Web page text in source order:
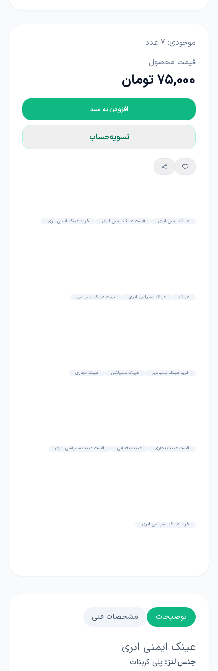
موجودی: 7 عدد
قیمت محصول
75,000 تومان
افزودن به سبد
تسویه‌حساب
عینک ایمنی ابری قیمت عینک ایمنی ابری خرید عینک ایمنی ابری
عینک عینک سمپاشی ابری قیمت عینک سمپاشی
خرید عینک سمپاشی عینک سمپاشی عینک نجاری
قیمت عینک نجاری عینک باغبانی قیمت عینک سمپاشی ابری
خرید عینک سمپاشی ابری ...
توضیحات مشخصات فنی
عینک ایمنی ابری
جنس لنز: پلی کربنات